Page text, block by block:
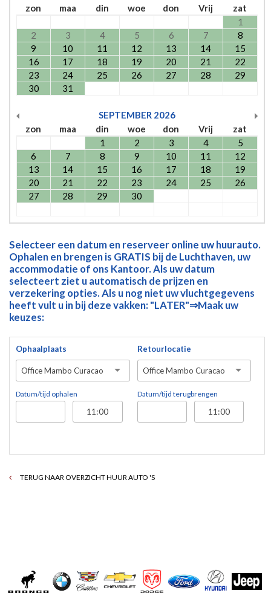
zon
maa din woe don Vrij
zat
1
2
3 4 5 6 7
8
9
10 11 12 13 14
15
16
17 18 19 20 21
22
23
24 25 26 27 28
29
30
31
SEPTEMBER 2026
zon
maa din woe don Vrij
zat
1
2 3 4
5
6
7 8 9 10 11
12
13
14 15 16 17 18
19
20
21 22 23 24 25
26
27
28 29 30
Selecteer een datum en reserveer online uw huurauto.
Ophalen en brengen is GRATIS bij de Luchthaven, uw
accommodatie of ons Kantoor. Als uw datum
selecteert ziet u automatisch de prijzen en
verzekering opties. Als u nog niet uw vluchtgegevens
heeft vult u in bij deze vakken: "LATER"⇒Maak uw
keuzes:
Ophaalplaats
Office Mambo Curacao
Datum/tijd ophalen
Retourlocatie
Office Mambo Curacao
Datum/tijd terugbrengen
TERUG NAAR OVERZICHT HUUR AUTO 'S